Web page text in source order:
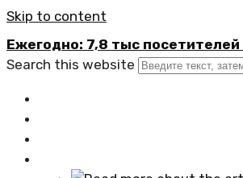
Skip to content
Ежегодно: 7,8 тыс посетителей
Search this website